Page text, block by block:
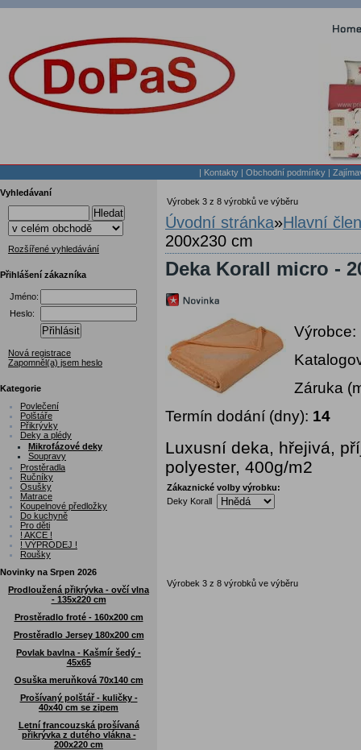
| Kontakty | Obchodní podmínky |
Vyhledávaní
Hledat
Rozšířené vyhledávání
Přihlášení zákazníka
Jméno:
Heslo:
Přihlásit
Nová registrace
Zapomněl(a) jsem heslo
Kategorie
Povlečení
Polštáře
Přikrývky
Deky a plédy
Mikrofázové deky
Soupravy
Prostěradla
Ručníky
Osušky
Matrace
Koupelnové předložky
Do kuchyně
Pro děti
! AKCE !
! VÝPRODEJ !
Roušky
Novinky na Srpen 2026
Prodloužená přikrývka - ovčí vlna
- 135x220 cm
Prostěradlo froté - 160x200 cm
Prostěradlo Jersey 180x200 cm
Povlak bavlna - Kašmír šedý -
45x65
Osuška meruňková 70x140 cm
Prošívaný polštář - kuličky -
40x40 cm se zipem
Letní francouzská prošívaná
přikrývka z dutého vlákna -
200x220 cm
Výrobek 3 z 8 výrobků ve výběru
Úvodní stránka»Hlavní
200x230 cm
Deka Korall micro -
Výrobce:
Záruka
Termín dodání (dny): 14
Luxusní deka, hřejivá,
polyester, 400g/m2
Zákaznické volby výrobku:
Deky Korall
Výrobek 3 z 8 výrobků ve výběru